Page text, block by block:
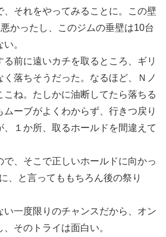
、それをやってみることに。この壁
かったし、このジムの垂壁は10台
。
る前に遠いカチを取るところ、ギリ
く落ちそうだった。なるほど、Ｎノ
こね。たしかに油断してたら落ちる
ーブがよくわからず、行きつ戻り
１か所、取るホールドを間違えて
で、そこで正しいホールドに向かっ
、と言ってももちろん後の祭り
い一度限りのチャンスだから、オン
そのトライは面白い。